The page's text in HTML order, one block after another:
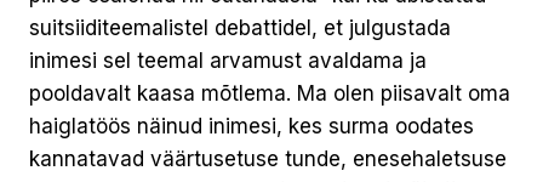
suitsiiditeemalistel debattidel, et julgustada
inimesi sel teemal arvamust avaldama ja
pooldavalt kaasa mõtlema. Ma olen piisavalt oma
haiglatöös näinud inimesi, kes surma oodates
kannatavad väärtusetuse tunde, enesehaletsuse